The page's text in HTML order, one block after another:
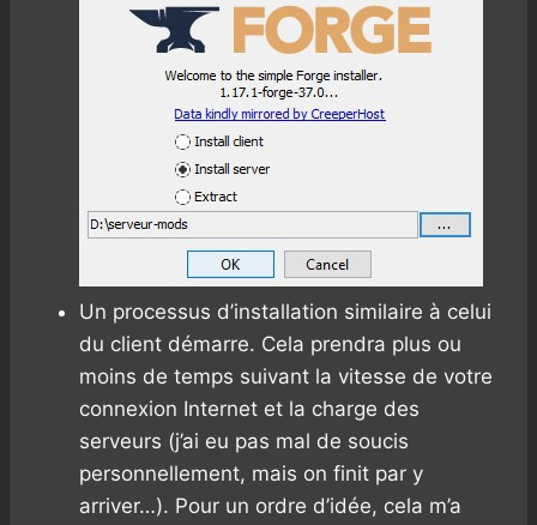
Un processus d’installation similaire à celui
du client démarre. Cela prendra plus ou
moins de temps suivant la vitesse de votre
connexion Internet et la charge des
serveurs (j’ai eu pas mal de soucis
personnellement, mais on finit par y
arriver…). Pour un ordre d’idée, cela m’a